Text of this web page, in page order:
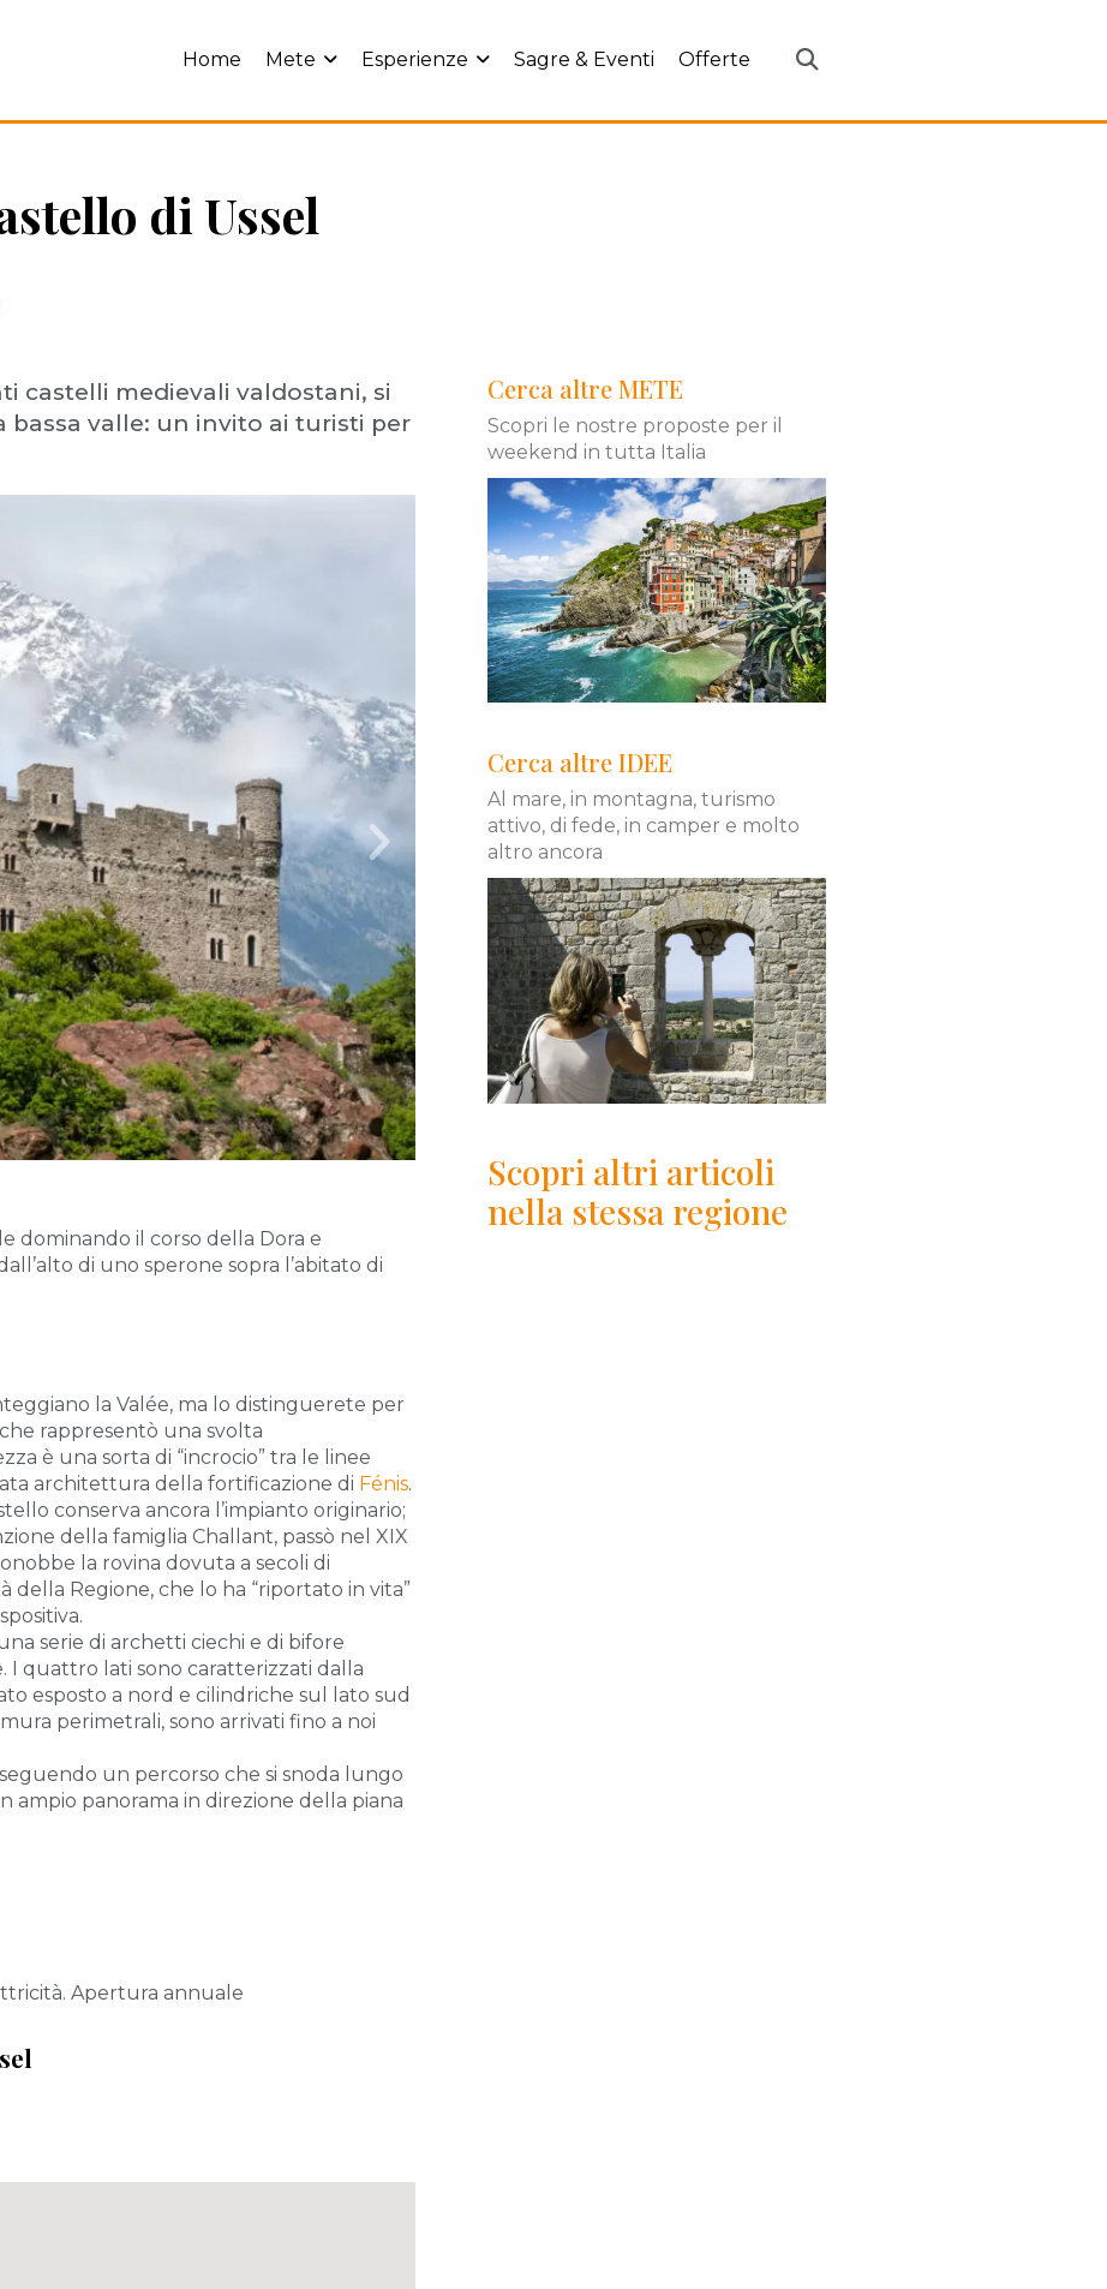
Home Mete Esperienze Sagre & Eventi Offerte
di Ussel
castelli medievali valdostani, si
bassa valle: un invito ai turisti per
L'ingresso al maniero in una veduta panoramica
dominando il corso della Dora e
di uno sperone sopra l’abitato di
la Valée, ma lo distinguerete per
rappresentò una svolta
è una sorta di “incrocio” tra le linee
architettura della fortificazione di Fénis.
conserva ancora l’impianto originario;
della famiglia Challant, passò nel XIX
la rovina dovuta a secoli di
Regione, che lo ha “riportato in vita”
serie di archetti ciechi e di bifore
I quattro lati sono caratterizzati dalla
esposto a nord e cilindriche sul lato sud
perimetrali, sono arrivati fino a noi
seguendo un percorso che si snoda lungo
ampio panorama in direzione della piana
Apertura annuale
Cerca altre METE
Scopri le nostre proposte per il
weekend in tutta Italia
Cerca altre IDEE
Al mare, in montagna, turismo
attivo, di fede, in camper e molto
altro ancora
Scopri altri articoli
nella stessa regione